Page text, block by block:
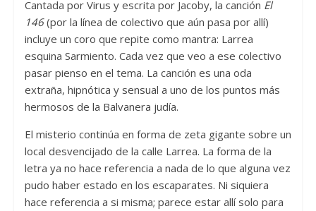
Cantada por Virus y escrita por Jacoby, la canción El
146(por la línea de colectivo que aún pasa por allí)
incluye un coro que repite como mantra: Larrea
esquina Sarmiento. Cada vez que veo a ese colectivo
pasar pienso en el tema. La canción es una oda
extraña, hipnótica y sensual a uno de los puntos más
hermosos de la Balvanera judía.
El misterio continúa en forma de zeta gigante sobre un
local desvencijado de la calle Larrea. La forma de la
letra ya no hace referencia a nada de lo que alguna vez
pudo haber estado en los escaparates. Ni siquiera
hace referencia a si misma; parece estar allí solo para